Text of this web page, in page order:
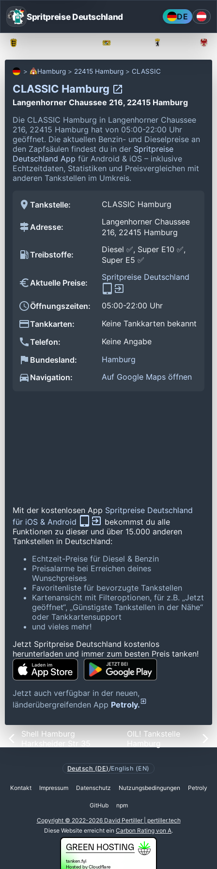
Spritpreise Deutschland DE
Hamburg 22415 Hamburg CLASSIC
CLASSIC Hamburg
Langenhorner Chaussee 216, 22415 Hamburg
Die CLASSIC Hamburg in Langenhorner Chaussee
216, 22415 Hamburg hat von 05:00-22:00 Uhr
geöffnet. Die aktuellen Benzin- und Dieselpreise an
den Zapfsäulen findest du in der Spritpreise
Deutschland App für Android & iOS – inklusive
Echtzeitdaten, Statistiken und Preisvergleichen mit
anderen Tankstellen im Umkreis.
Tankstelle: CLASSIC Hamburg
Adresse:
Langenhorner Chaussee
216, 22415 Hamburg
Treibstoffe:
Diesel ✅, Super E10 ✅,
Super E5 ✅
Aktuelle Preise:
Spritpreise Deutschland
Öffnungszeiten:
05:00-22:00 Uhr
Tankkarten:
Keine Tankkarten bekannt
Telefon:
Keine Angabe
Bundesland:
Hamburg
Navigation:
Auf Google Maps öffnen
Mit der kostenlosen App Spritpreise Deutschland
für iOS & Android
bekommst du alle
Funktionen zu dieser und über 15.000 anderen
Tankstellen in Deutschland:
Echtzeit-Preise für Diesel & Benzin
Preisalarme bei Erreichen deines
Wunschpreises
Favoritenliste für bevorzugte Tankstellen
Kartenansicht mit Filteroptionen, für z.B. „Jetzt
geöffnet“, „Günstigste Tankstellen in der Nähe“
oder Tankkartensupport
und vieles mehr!
Jetzt Spritpreise Deutschland kostenlos
herunterladen und immer zum besten Preis tanken!
Jetzt auch verfügbar in der neuen,
länderübergreifenden App Petroly.
Shell Hamburg
Harksheider Str 35
OIL! Tankstelle
Hamburg
Deutsch (DE) /English (EN)
Kontakt Impressum Datenschutz Nutzungsbedingungen Petroly
GitHub npm
Copyright © 2022-2026 David Pertiller | pertiller.tech
Diese Website erreicht ein Carbon Rating von A.